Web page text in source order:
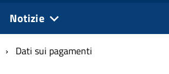
Notizie
Dati sui pagamenti